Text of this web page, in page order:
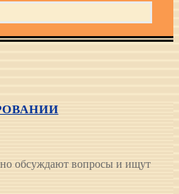
обсуждают вопросы и ищут